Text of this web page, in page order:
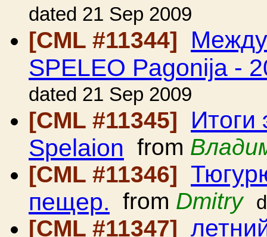
dated 21 Sep 2009
[CML #11344]
SPELEO Pagonija -
dated 21 Sep 2009
[CML #11345] Итоги
Spelaion from
[CML #11346]
пещер. from Dmitry
[CML #11347]